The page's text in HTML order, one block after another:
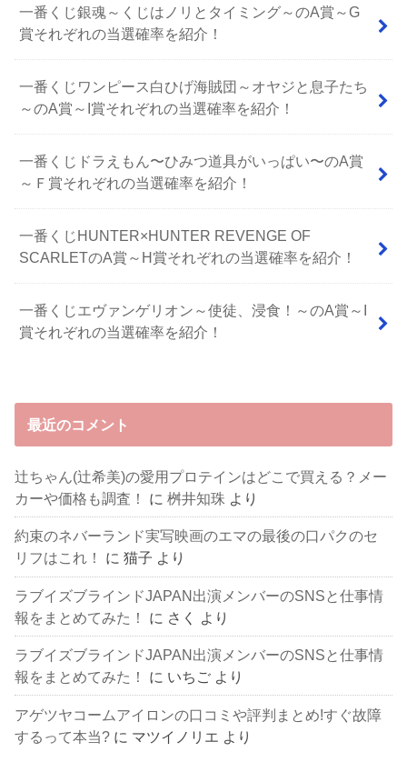
一番くじ銀魂～くじはノリとタイミング～のA賞～G
賞それぞれの当選確率を紹介！
一番くじワンピース白ひげ海賊団～オヤジと息子たち
～のA賞～I賞それぞれの当選確率を紹介！
⼀番くじドラえもん〜ひみつ道具がいっぱい〜のA賞
～Ｆ賞それぞれの当選確率を紹介！
一番くじHUNTER×HUNTER REVENGE OF
SCARLETのA賞～H賞それぞれの当選確率を紹介！
一番くじエヴァンゲリオン～使徒、浸食！～のA賞～I
賞それぞれの当選確率を紹介！
最近のコメント
辻ちゃん(辻希美)の愛用プロテインはどこで買える？メー
カーや価格も調査！
に桝井知珠 より
約束のネバーランド実写映画のエマの最後の口パクのセ
リフはこれ！
に猫子 より
ラブイズブラインドJAPAN出演メンバーのSNSと仕事情
報をまとめてみた！
に さく より
ラブイズブラインドJAPAN出演メンバーのSNSと仕事情
報をまとめてみた！
に いちご より
アゲツヤコームアイロンの口コミや評判まとめ!すぐ故障
するって本当? に マツイノリエ より